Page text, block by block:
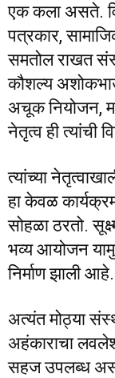
एक कला असते.
पत्रकार,
समतोल राखत
कौशल्य
अचूक नियोजन,
नेतृत्व ही त्यांची
त्यांच्या
हा केवळ
सोहळा ठरतो.
भव्य आयोजन
निर्माण झाली आहे.
अत्यंत मोठ्या
अहंकाराचा लवलेश
सहज उपलब्ध